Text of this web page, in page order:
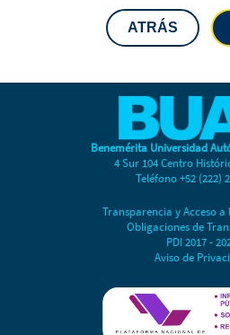
ATRÁS
Benemérita Universidad
4 Sur 104 Centro
Teléfono +52 (222)
Transparencia y Acceso
Obligaciones de
PDI 2017 -
Aviso de